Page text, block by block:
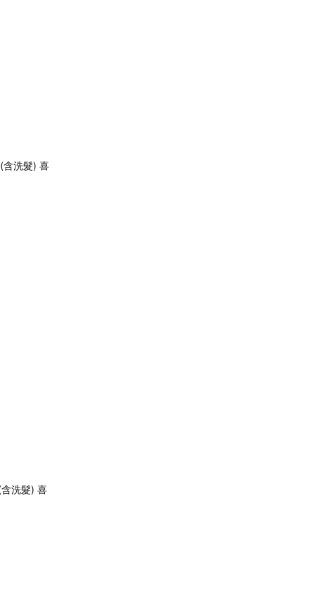
含洗髮) 喜
洗髮) 喜